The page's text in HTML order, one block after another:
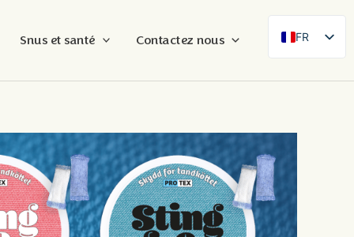
Snus et santé Contactez nous
FR